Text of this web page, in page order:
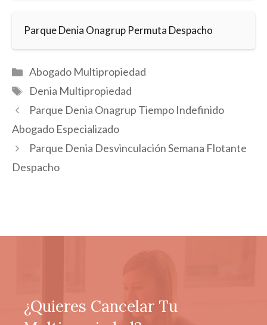
Parque Denia Onagrup Permuta Despacho
Categorías
Abogado Multipropiedad
Etiquetas
Denia Multipropiedad
Parque Denia Onagrup Tiempo Indefinido
Abogado Especializado
Parque Denia Desvinculación Semana Flotante
Despacho
¿Quieres Cancelar Tu